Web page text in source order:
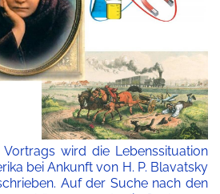
wird die Lebenssituation
bei Ankunft von H. P. Blavatsky
Auf der Suche nach den